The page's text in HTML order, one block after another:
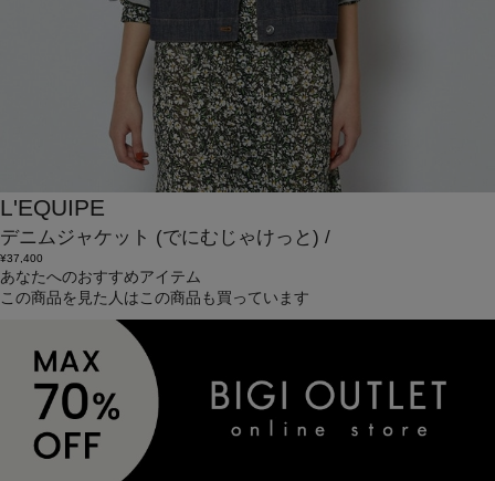
L'EQUIPE
デニムジャケット (でにむじゃけっと) /
¥37,400
あなたへのおすすめアイテム
この商品を見た人はこの商品も買っています